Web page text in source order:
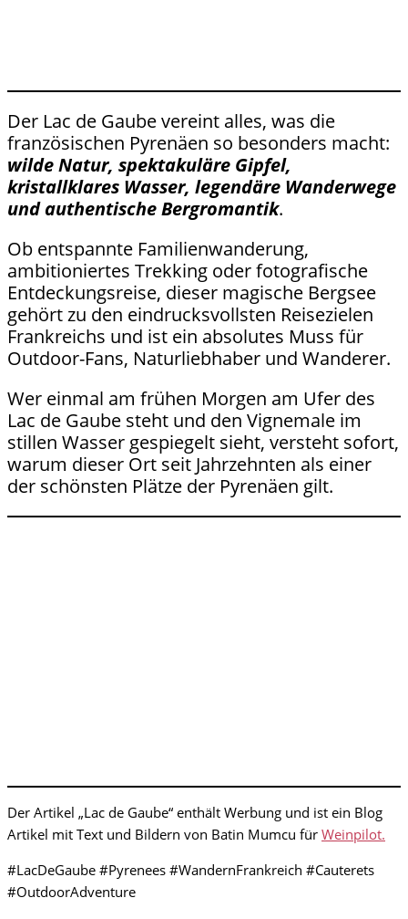
Der Lac de Gaube vereint alles, was die
französischen Pyrenäen so besonders macht:
wilde Natur, spektakuläre Gipfel,
kristallklares Wasser, legendäre Wanderwege
und authentische Bergromantik.
Ob entspannte Familienwanderung,
ambitioniertes Trekking oder fotografische
Entdeckungsreise, dieser magische Bergsee
gehört zu den eindrucksvollsten Reisezielen
Frankreichs und ist ein absolutes Muss für
Outdoor-Fans, Naturliebhaber und Wanderer.
Wer einmal am frühen Morgen am Ufer des
Lac de Gaube steht und den Vignemale im
stillen Wasser gespiegelt sieht, versteht sofort,
warum dieser Ort seit Jahrzehnten als einer
der schönsten Plätze der Pyrenäen gilt.
Der Artikel „Lac de Gaube“ enthält Werbung und ist ein Blog
Artikel mit Text und Bildern von Batin Mumcu für Weinpilot.
#LacDeGaube #Pyrenees #WandernFrankreich #Cauterets
#OutdoorAdventure